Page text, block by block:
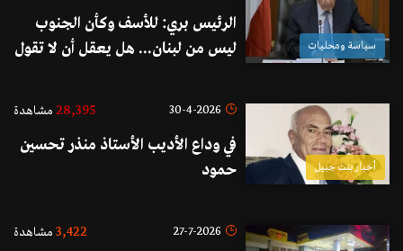
سياسة ومحليات
الرئيس بري: للأسف وكأن الجنوب
ليس من لبنان... هل يعقل أن لا تقول
الحدودية "مرحبا"!
أخبار بنت جبيل
30-4-2026
28,395 مشاهدة
في وداع الأديب الأستاذ منذر تحسين
حمود
27-7-2026
3,422 مشاهدة